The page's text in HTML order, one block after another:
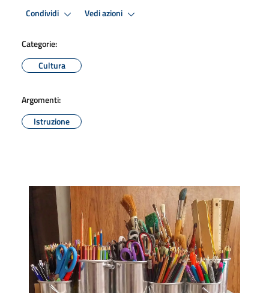
Condividi Vedi azioni
Categorie:
Cultura
Argomenti:
Istruzione